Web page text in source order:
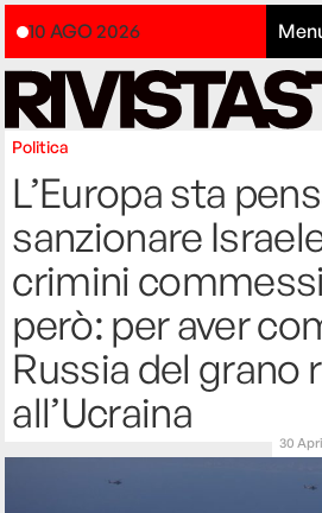
10 AGO 2026
Politica
L’Europa sta
sanzionare
crimini
però: per aver
Russia del grano
all’Ucraina
30